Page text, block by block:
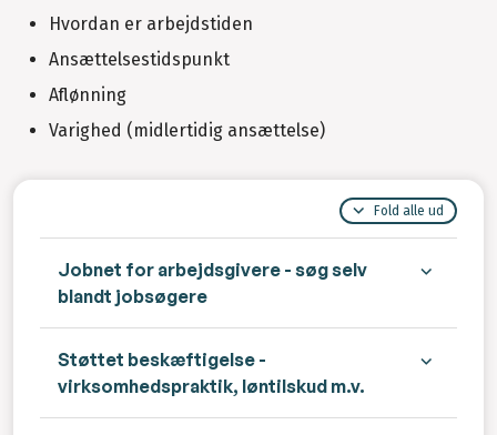
Hvordan er arbejdstiden
Ansættelsestidspunkt
Aflønning
Varighed (midlertidig ansættelse)
Fold alle ud
Jobnet for arbejdsgivere - søg selv
blandt jobsøgere
Støttet beskæftigelse -
virksomhedspraktik, løntilskud m.v.